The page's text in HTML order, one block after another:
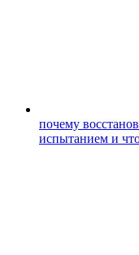
почему
испытанием и